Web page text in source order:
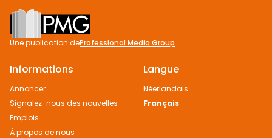
Footer
Une publication deProfessional Media Group
Informations
Annoncer
Signalez-nous des nouvelles
Emplois
À propos de nous
Langue
Néerlandais
Français